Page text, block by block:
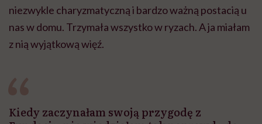
niezwykle charyzmatyczną i bardzo ważną postacią u
nas w domu. Trzymała wszystko w ryzach. A ja miałam
z nią wyjątkową więź.
Kiedy zaczynałam swoją przygodę z